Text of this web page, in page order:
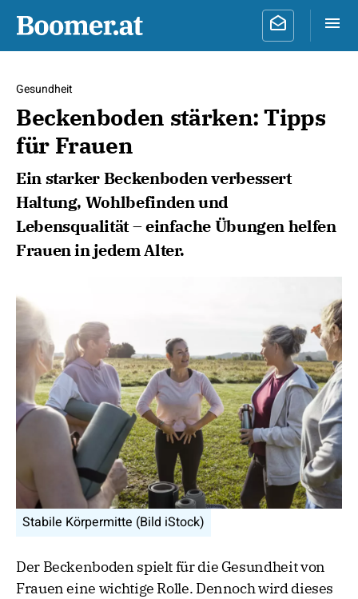
Gesundheit
Beckenboden stärken: Tipps
für Frauen
Ein starker Beckenboden verbessert
Haltung, Wohlbefinden und
Lebensqualität – einfache Übungen helfen
Frauen in jedem Alter.
Stabile Körpermitte (Bild iStock)
Der Beckenboden spielt für die Gesundheit von
Frauen eine wichtige Rolle. Dennoch wird dieses